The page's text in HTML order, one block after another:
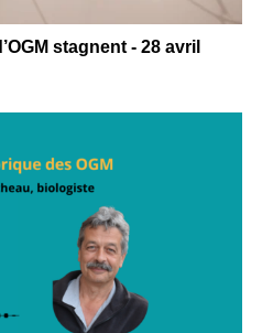
stagnent - 28 avril